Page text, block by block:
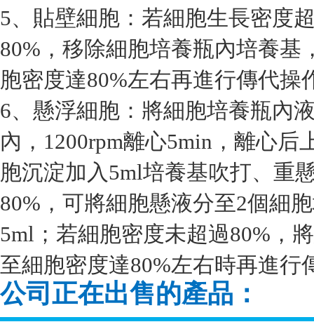
5、貼壁細胞：若細胞生長密度
80%，移除細胞培養瓶內培養
胞密度達80%左右再進行傳代操
6、懸浮細胞：將細胞培養瓶內
內，1200rpm離心5min，離心
胞沉淀加入5ml培養基吹打、重
80%，可將細胞懸液分至2個細
5ml；若細胞密度未超過80%，
至細胞密度達80%左右時再進行
公司正在出售的產品：